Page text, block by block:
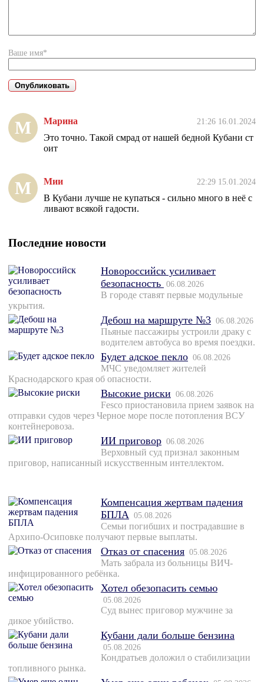
Ваше имя*
М Марина 21:26 16.01.2024
Это точно. Такой смрад от нашей бедной Кубани ст
оит
М Мии 22:29 15.01.2024
В Кубани лучше не купаться - сильно много в неё с
ливают всякой гадости.
Последние новости
Новороссийск усиливает
безопасность 06.08.2026
В городе ставят первые модульные
укрытия.
Дебош на маршруте №3 06.08.2026
Пьяные пассажиры устроили драку с
водителем автобуса во время поездки.
Будет адское пекло 06.08.2026
МЧС уведомляет жителей
Краснодарского края об опасности.
Высокие риски 06.08.2026
Fesco приостановила прием заявок на
отправки судов через Черное море после потопления ВСУ
контейнеровоза.
ИИ приговор 06.08.2026
Верховный суд признал законным
приговор, написанный искусственным интеллектом.
Компенсация жертвам падения
БПЛА 05.08.2026
Семьи погибших и пострадавшие в
Архипо-Осиповке получают первые выплаты.
Отказ от спасения 05.08.2026
Мать забрала из больницы ВИЧ-
инфицированного ребёнка.
Хотел обезопасить семью
05.08.2026
Суд вынес приговор мужчине за
дикое убийство.
Кубани дали больше бензина
05.08.2026
Кондратьев доложил о стабилизации
топливного рынка.